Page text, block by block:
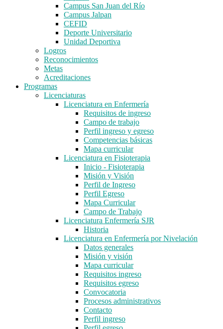
Campus San Juan del Río
Campus Jalpan
CEFID
Deporte Universitario
Unidad Deportiva
Logros
Reconocimientos
Metas
Acreditaciones
Programas
Licenciaturas
Licenciatura en Enfermería
Requisitos de ingreso
Campo de trabajo
Perfil ingreso y egreso
Competencias básicas
Mapa curricular
Licenciatura en Fisioterapia
Inicio - Fisioterapia
Misión y Visión
Perfil de Ingreso
Perfil Egreso
Mapa Curricular
Campo de Trabajo
Licenciatura Enfermería SJR
Historia
Licenciatura en Enfermería por Nivelación
Datos generales
Misión y visión
Mapa curricular
Requisitos ingreso
Requisitos egreso
Convocatoria
Procesos administrativos
Contacto
Perfil ingreso